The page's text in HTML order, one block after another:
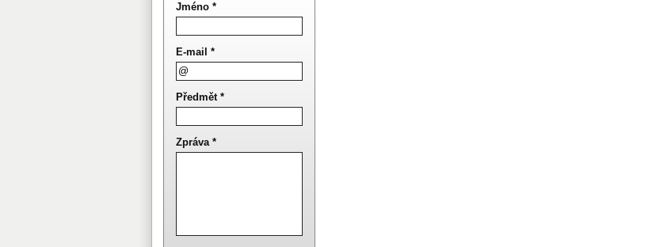
Jméno *
E-mail *
Předmět *
Zpráva *